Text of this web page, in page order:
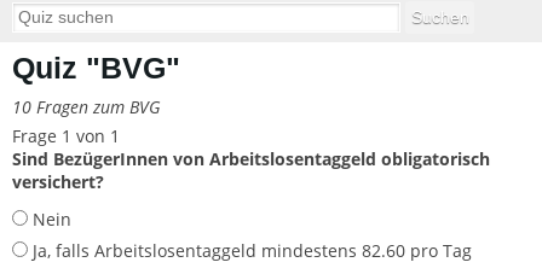
Quiz "BVG"
10 Fragen zum BVG
Frage 1 von 1
Sind BezügerInnen von Arbeitslosentaggeld obligatorisch
versichert?
Nein
Ja, falls Arbeitslosentaggeld mindestens 82.60 pro Tag